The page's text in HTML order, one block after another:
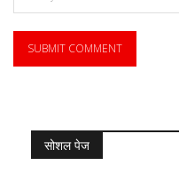
सोशल पेज